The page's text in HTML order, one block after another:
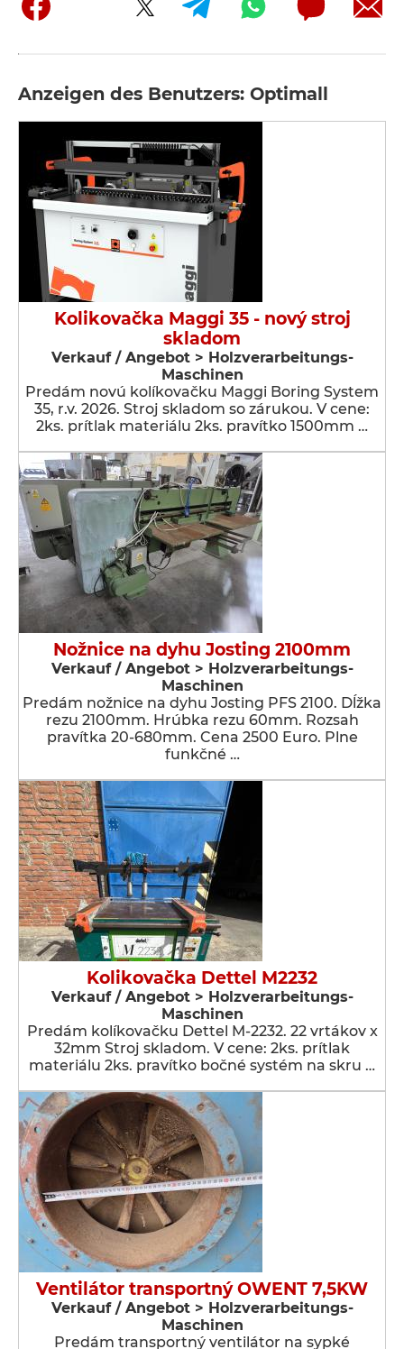
Anzeigen des Benutzers: Optimall
Kolikovačka Maggi 35 - nový stroj
skladom
Verkauf / Angebot > Holzverarbeitungs-
Maschinen
Predám novú kolíkovačku Maggi Boring System
35, r.v. 2026. Stroj skladom so zárukou. V cene:
2ks. prítlak materiálu 2ks. pravítko 1500mm …
Nožnice na dyhu Josting 2100mm
Verkauf / Angebot > Holzverarbeitungs-
Maschinen
Predám nožnice na dyhu Josting PFS 2100. Dĺžka
rezu 2100mm. Hrúbka rezu 60mm. Rozsah
pravítka 20-680mm. Cena 2500 Euro. Plne
funkčné …
Kolikovačka Dettel M2232
Verkauf / Angebot > Holzverarbeitungs-
Maschinen
Predám kolíkovačku Dettel M-2232. 22 vrtákov x
32mm Stroj skladom. V cene: 2ks. prítlak
materiálu 2ks. pravítko bočné systém na skru …
Ventilátor transportný OWENT 7,5KW
Verkauf / Angebot > Holzverarbeitungs-
Maschinen
Predám transportný ventilátor na sypké